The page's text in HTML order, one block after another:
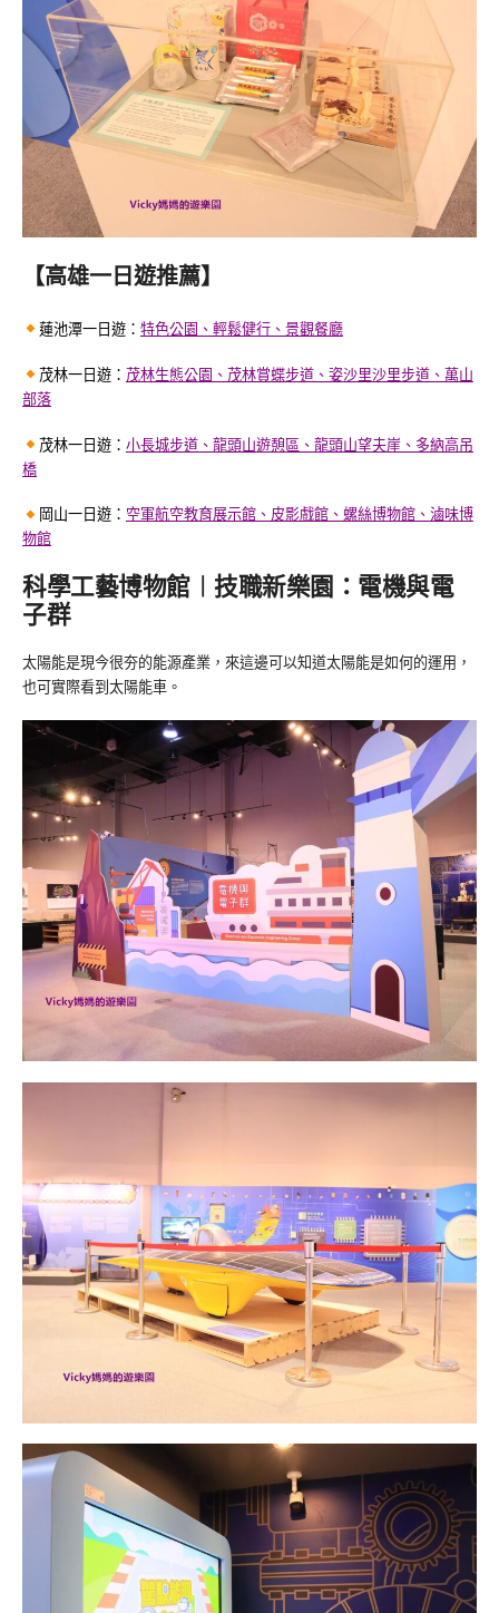
【高雄一日遊推薦】
蓮池潭一日遊： 特色公園、輕鬆健行、景觀餐廳
茂林一日遊： 茂林生態公園、茂林賞蝶步道、姿沙里沙里步道、萬山
部落
茂林一日遊： 小長城步道、龍頭山遊憩區、龍頭山望夫崖、多納高吊
橋
岡山一日遊： 空軍航空教育展示館、皮影戲館、螺絲博物館、滷味博
物館
科學工藝博物館︱技職新樂園：電機與電
子群
太陽能是現今很夯的能源產業，來這邊可以知道太陽能是如何的運用，
也可實際看到太陽能車。